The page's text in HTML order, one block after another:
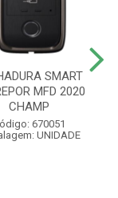
SMART
MFD 2020
CHAMP
670051
UNIDADE